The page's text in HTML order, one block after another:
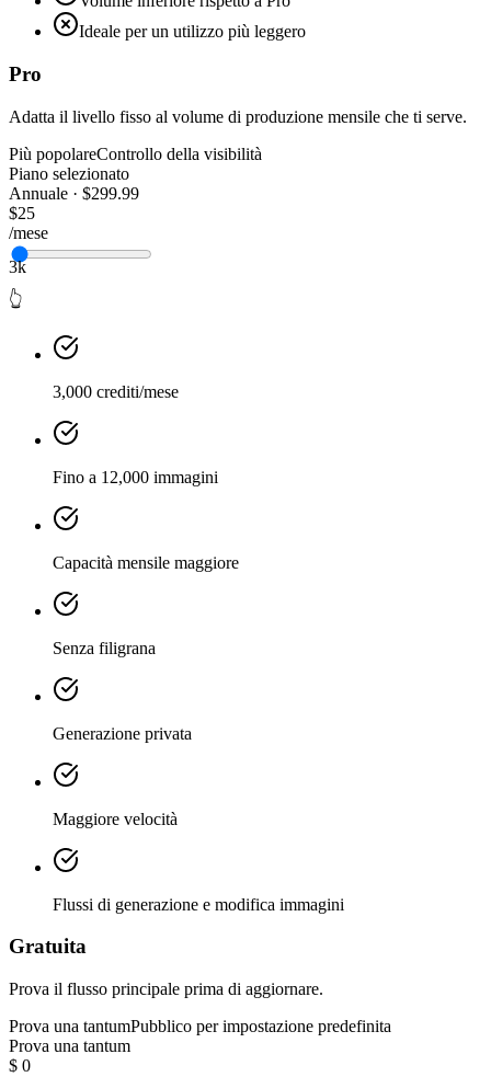
Ideale per un utilizzo più leggero
Pro
Adatta il livello fisso al volume di produzione mensile che ti serve.
Più popolareControllo della visibilità
Piano selezionato
Annuale · $299.99
$25
/mese
3k
👆
3,000 crediti/mese
Fino a 12,000 immagini
Capacità mensile maggiore
Senza filigrana
Generazione privata
Maggiore velocità
Flussi di generazione e modifica immagini
Gratuita
Prova il flusso principale prima di aggiornare.
Prova una tantumPubblico per impostazione predefinita
Prova una tantum
$ 0